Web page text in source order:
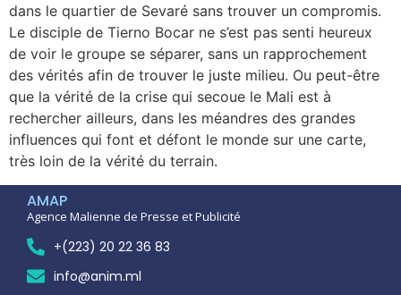
dans le quartier de Sevaré sans trouver un compromis.
Le disciple de Tierno Bocar ne s’est pas senti heureux
de voir le groupe se séparer, sans un rapprochement
des vérités afin de trouver le juste milieu. Ou peut-être
que la vérité de la crise qui secoue le Mali est à
rechercher ailleurs, dans les méandres des grandes
influences qui font et défont le monde sur une carte,
très loin de la vérité du terrain.
AMAP
Agence Malienne de Presse et Publicité
+(223) 20 22 36 83
info@anim.ml